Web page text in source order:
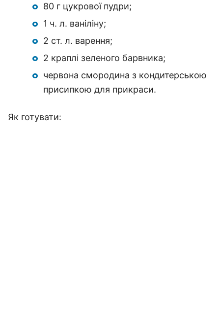
80 г цукрової пудри;
1 ч. л. ваніліну;
2 ст. л. варення;
2 краплі зеленого барвника;
червона смородина з кондитерською
присипкою для прикраси.
Як готувати: